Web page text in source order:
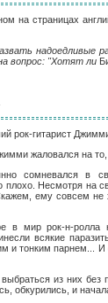
на страницах
надоедливые
вопрос: "Хотят ли
рок-гитарист
жаловался на то,
сомневался в
плохо. Несмотря на
ему совсем
мир рок-н-ролла
всякие
и тонким парнем... И
из них
обкурились, и